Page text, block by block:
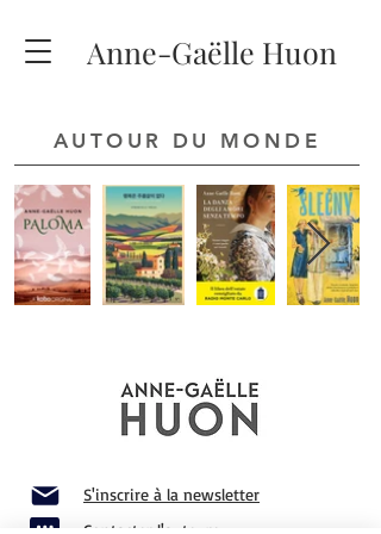
Anne-Gaëlle Huon
AUTOUR DU MONDE
S'inscrire à la newsletter
Contacter l'auteure